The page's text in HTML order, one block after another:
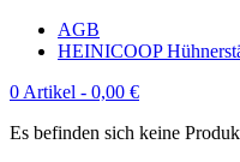
AGB
HEINICOOP
0 Artikel - 0,00 €
Es befinden sich keine